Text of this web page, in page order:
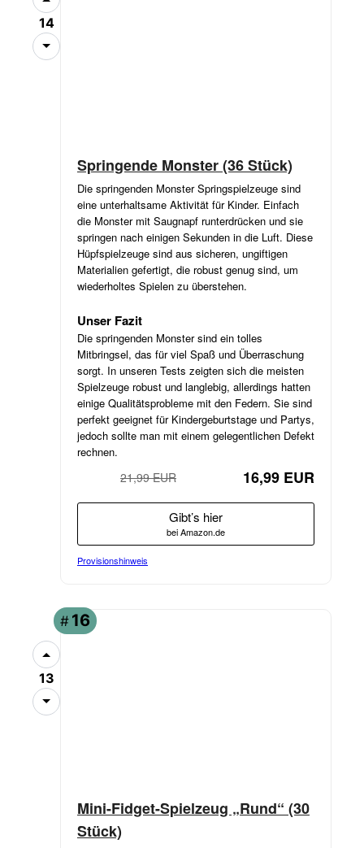
14
Springende Monster (36 Stück)
Die springenden Monster Springspielzeuge sind
eine unterhaltsame Aktivität für Kinder. Einfach
die Monster mit Saugnapf runterdrücken und sie
springen nach einigen Sekunden in die Luft. Diese
Hüpfspielzeuge sind aus sicheren, ungiftigen
Materialien gefertigt, die robust genug sind, um
wiederholtes Spielen zu überstehen.
Unser Fazit
Die springenden Monster sind ein tolles
Mitbringsel, das für viel Spaß und Überraschung
sorgt. In unseren Tests zeigten sich die meisten
Spielzeuge robust und langlebig, allerdings hatten
einige Qualitätsprobleme mit den Federn. Sie sind
perfekt geeignet für Kindergeburtstage und Partys,
jedoch sollte man mit einem gelegentlichen Defekt
rechnen.
21,99 EUR 16,99 EUR
Gibt’s hier
bei Amazon.de
Provisionshinweis
# 16
13
Mini-Fidget-Spielzeug „Rund“ (30
Stück)